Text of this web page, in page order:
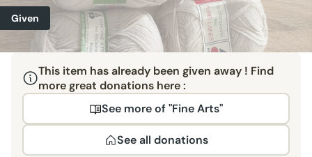
Given
This item has already been given away ! Find
more great donations here :
See more of "Fine Arts"
See all donations